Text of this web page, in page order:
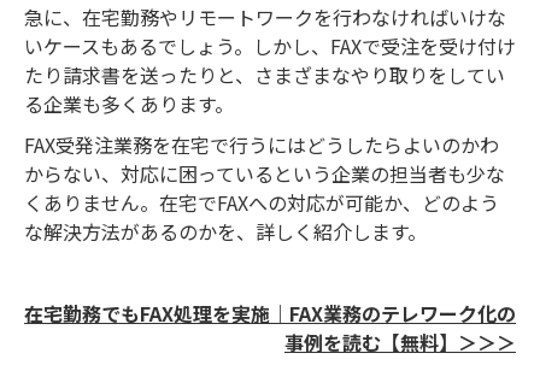
急に、在宅勤務やリモートワークを行わなければいけな
いケースもあるでしょう。しかし、FAXで受注を受け付け
たり請求書を送ったりと、さまざまなやり取りをしてい
る企業も多くあります。
FAX受発注業務を在宅で行うにはどうしたらよいのかわ
からない、対応に困っているという企業の担当者も少な
くありません。在宅でFAXへの対応が可能か、どのよう
な解決方法があるのかを、詳しく紹介します。
在宅勤務でもFAX処理を実施｜FAX業務のテレワーク化の
事例を読む【無料】＞＞＞